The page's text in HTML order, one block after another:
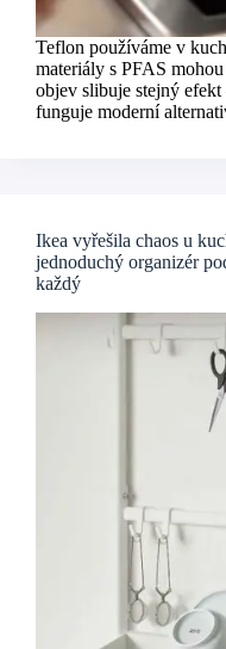
Teflon používáme v
materiály s PFAS
objev slibuje stejný efekt
funguje moderní
Ikea vyřešila chaos u
jednoduchý organizér
každý